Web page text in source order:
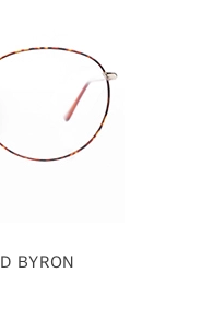
BYRON